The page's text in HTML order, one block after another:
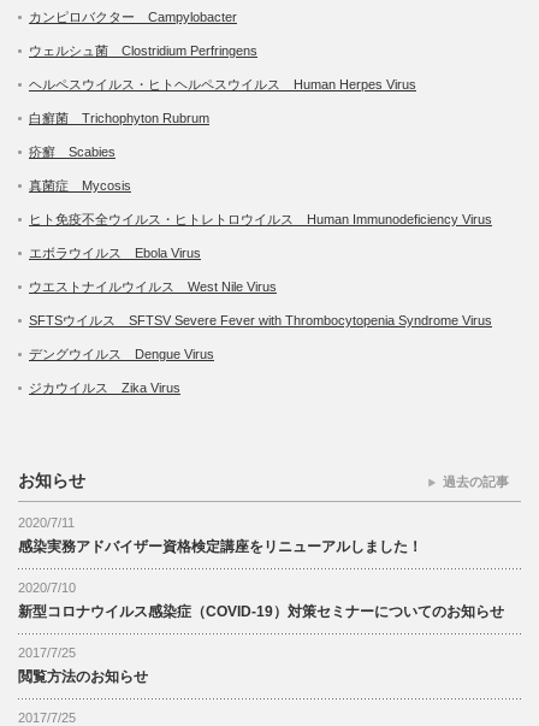
カンピロバクター Campylobacter
ウェルシュ菌 Clostridium Perfringens
ヘルペスウイルス・ヒトヘルペスウイルス Human Herpes Virus
白癬菌 Trichophyton Rubrum
疥癬 Scabies
真菌症 Mycosis
ヒト免疫不全ウイルス・ヒトレトロウイルス Human Immunodeficiency Virus
エボラウイルス Ebola Virus
ウエストナイルウイルス West Nile Virus
SFTSウイルス SFTSV Severe Fever with Thrombocytopenia Syndrome Virus
デングウイルス Dengue Virus
ジカウイルス Zika Virus
お知らせ
2020/7/11
感染実務アドバイザー資格検定講座をリニューアルしました！
2020/7/10
新型コロナウイルス感染症（COVID-19）対策セミナーについてのお知らせ
2017/7/25
閲覧方法のお知らせ
2017/7/25
過去の記事